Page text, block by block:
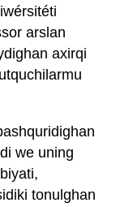
arslan
axirqi
we uning
tonulghan